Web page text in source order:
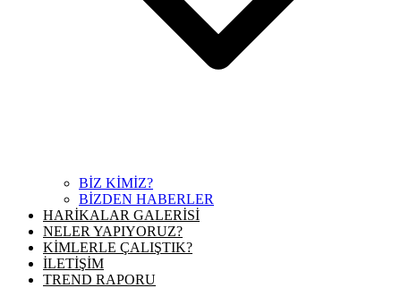
BİZ KİMİZ?
BİZDEN HABERLER
HARİKALAR GALERİSİ
NELER YAPIYORUZ?
KİMLERLE ÇALIŞTIK?
İLETİŞİM
TREND RAPORU